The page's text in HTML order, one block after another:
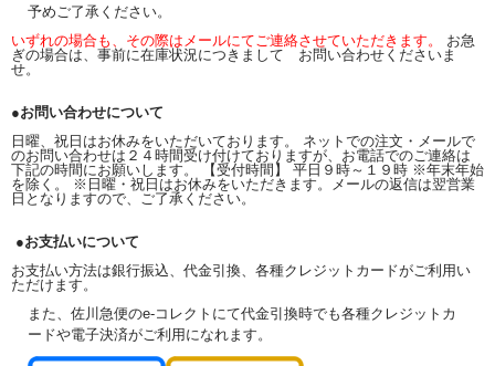
予めご了承ください。
いずれの場合も、その際はメールにてご連絡させていただきます。 お急
ぎの場合は、事前に在庫状況につきまして お問い合わせくださいま
せ。
●お問い合わせについて
日曜、祝日はお休みをいただいております。 ネットでの注文・メールで
のお問い合わせは２４時間受け付けておりますが、お電話でのご連絡は
下記の時間にお願いします。 【受付時間】 平日９時～１９時 ※年末年始
を除く。 ※日曜・祝日はお休みをいただきます。メールの返信は翌営業
日となりますので、ご了承ください。
●お支払いについて
お支払い方法は銀行振込、代金引換、各種クレジットカードがご利用い
ただけます。
また、佐川急便のe-コレクトにて代金引換時でも各種クレジットカ
ードや電子決済がご利用になれます。